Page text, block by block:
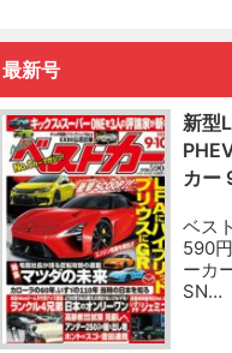
最新号
新型
カー
ベス
590
ーカ
SN…